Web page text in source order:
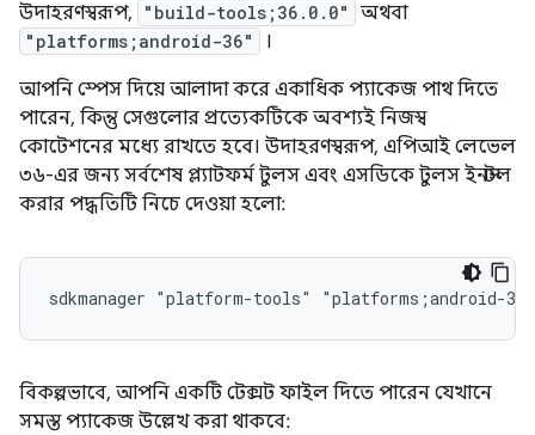
উদাহরণস্বরূপ,
"build-tools;36.0.0" অথবা
"platforms;android-36"
।
আপনি স্পেস দিয়ে আলাদা করে একাধিক প্যাকেজ পাথ দিতে
পারেন, কিন্তু সেগুলোর প্রত্যেকটিকে অবশ্যই নিজস্ব
কোটেশনের মধ্যে রাখতে হবে। উদাহরণস্বরূপ, এপিআই লেভেল
৩৬-এর জন্য সর্বশেষ প্ল্যাটফর্ম টুলস এবং এসডিকে টুলস ইনস্টল
করার পদ্ধতিটি নিচে দেওয়া হলো:
বিকল্পভাবে, আপনি একটি টেক্সট ফাইল দিতে পারেন যেখানে
সমস্ত প্যাকেজ উল্লেখ করা থাকবে: